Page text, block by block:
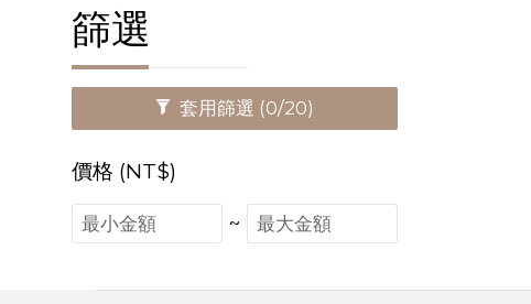
篩選
套用篩選 (0/20)
價格 (NT$)
~